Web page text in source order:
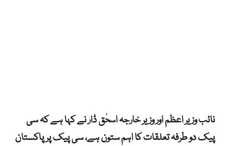
نائب وزیر اعظم اور وزیر خارجہ اسحٰق ڈار نے کہا ہے کہ سی
پیک دو طرفہ تعلقات کا اہم ستون ہے، سی پیک پر پاکستان